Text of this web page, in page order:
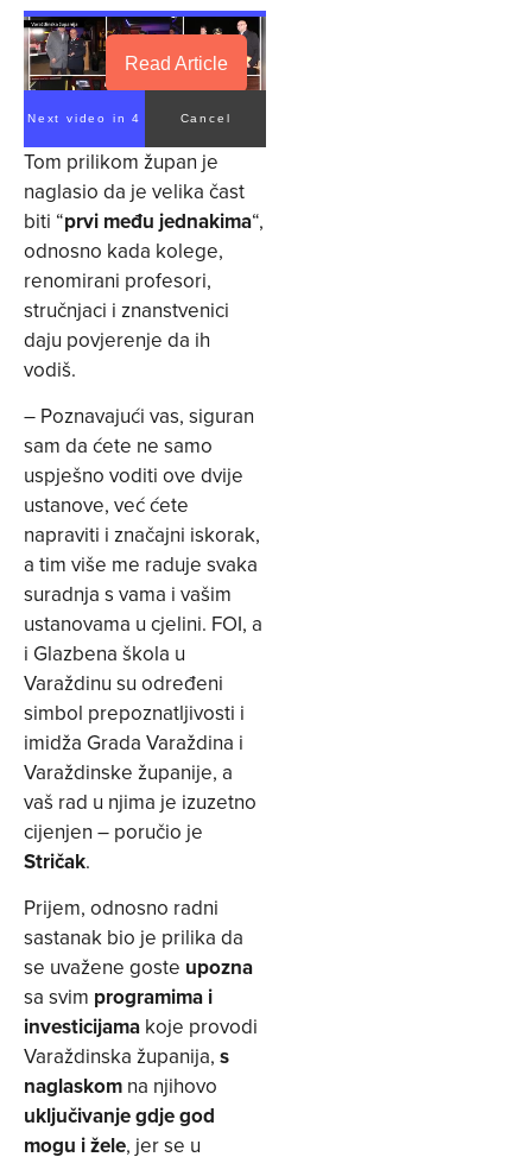
Read Article
Next video in 4 Cancel
Tom prilikom župan je
naglasio da je velika čast
biti “prvi među jednakima“,
odnosno kada kolege,
renomirani profesori,
stručnjaci i znanstvenici
daju povjerenje da ih
vodiš.
– Poznavajući vas, siguran
sam da ćete ne samo
uspješno voditi ove dvije
ustanove, već ćete
napraviti i značajni iskorak,
a tim više me raduje svaka
suradnja s vama i vašim
ustanovama u cjelini. FOI, a
i Glazbena škola u
Varaždinu su određeni
simbol prepoznatljivosti i
imidža Grada Varaždina i
Varaždinske županije, a
vaš rad u njima je izuzetno
cijenjen – poručio je
Stričak.
Prijem, odnosno radni
sastanak bio je prilika da
se uvažene goste upozna
sa svim programima i
investicijama koje provodi
Varaždinska županija, s
naglaskom na njihovo
uključivanje gdje god
mogu i žele, jer se u